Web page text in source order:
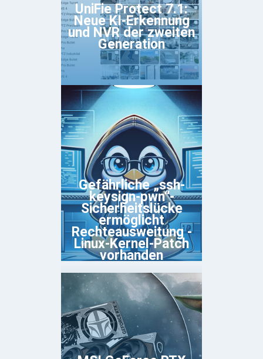
UniFie Protect 7.1:
Neue KI-Erkennung
und NVR der zweiten
Generation
Gefährliche „ssh-
keysign-pwn“-
Sicherheitslücke
ermöglicht
Rechteausweitung -
Linux-Kernel-Patch
vorhanden